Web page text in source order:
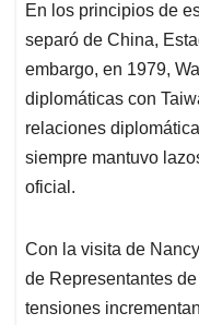
En los principios de
separó de China,
embargo, en 1979,
diplomáticas con
relaciones
siempre mantuvo
oficial.
Con la visita de
de Representantes
tensiones